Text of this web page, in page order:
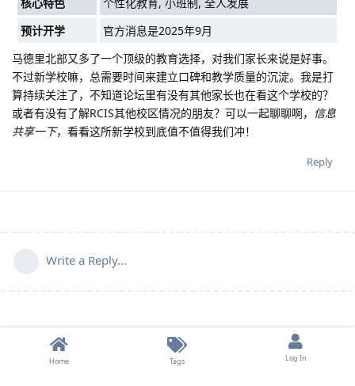
核心特色
个性化教育, 小班制, 全人发展
预计开学
官方消息是2025年9月
马德里北部又多了一个顶级的教育选择，对我们家长来说是好事。
不过新学校嘛，总需要时间来建立口碑和教学质量的沉淀。我是打
算持续关注了，不知道论坛里有没有其他家长也在看这个学校的？
或者有没有了解RCIS其他校区情况的朋友？可以一起聊聊啊， 信息
共享一下，看看这所新学校到底值不值得我们冲！
Reply
Write a Reply...
Home Tags Log In